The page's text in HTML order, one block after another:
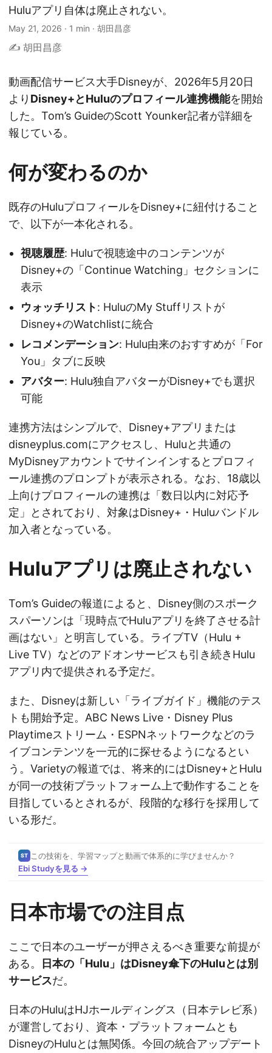
Huluアプリ自体は廃止されない。
May 21, 2026 · 1 min · 胡田昌彦
✍️ 胡田昌彦
動画配信サービス大手Disneyが、2026年5月20日
より Disney+とHuluのプロフィール連携機能を開始
した。Tom’s GuideのScott Younker記者が詳細を
報じている。
何が変わるのか
既存のHuluプロフィールをDisney+に紐付けること
で、以下が一本化される。
視聴履歴: Huluで視聴途中のコンテンツが
Disney+の「Continue Watching」セクションに
表示
ウォッチリスト: HuluのMy Stuffリストが
Disney+のWatchlistに統合
レコメンデーション: Hulu由来のおすすめが「For
You」タブに反映
アバター: Hulu独自アバターがDisney+でも選択
可能
連携方法はシンプルで、Disney+アプリまたは
disneyplus.comにアクセスし、Huluと共通の
MyDisneyアカウントでサインインするとプロフィ
ール連携のプロンプトが表示される。なお、18歳以
上向けプロフィールの連携は「数日以内に対応予
定」とされており、対象はDisney+・Huluバンドル
加入者となっている。
Huluアプリは廃止されない
Tom’s Guideの報道によると、Disney側のスポーク
スパーソンは「現時点でHuluアプリを終了させる計
画はない」と明言している。ライブTV（Hulu +
Live TV）などのアドオンサービスも引き続きHulu
アプリ内で提供される予定だ。
また、Disneyは新しい「ライブガイド」機能のテス
トも開始予定。ABC News Live・Disney Plus
Playtimeストリーム・ESPNネットワークなどのラ
イブコンテンツを一元的に探せるようになるとい
う。Varietyの報道では、将来的にはDisney+とHulu
が同一の技術プラットフォーム上で動作することを
目指しているとされるが、段階的な移行を採用して
いる形だ。
ST
この技術を、学習マップと動画で体系的に学びませんか？
Ebi Studyを見る →
日本市場での注目点
ここで日本のユーザーが押さえるべき重要な前提が
ある。
日本の「Hulu」はDisney傘下のHuluとは別
サービスだ。
日本のHuluはHJホールディングス（日本テレビ系）
が運営しており、資本・プラットフォームとも
DisneyのHuluとは無関係。今回の統合アップデート